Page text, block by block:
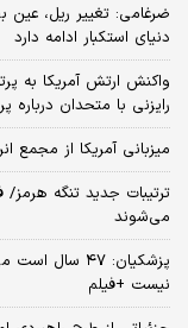
ضرغامی: تغییر ریل،
دنیای استکبار ادامه دارد
واکنش ارتش آمریکا به
رایزنی با متحدان
میزبانی آمریکا از مجمع
ترتیبات جدید تنگه
می‌شوند
پزشکیان: ۴۷
نیست +فیلم